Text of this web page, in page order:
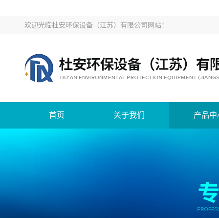
欢迎光临杜安环保设备（江苏）有限公司网站！
首页 关于我们 产品中